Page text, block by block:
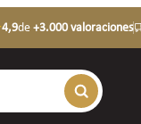
4,9de +3.000 valoraciones